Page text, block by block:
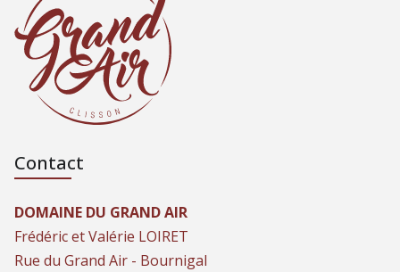
Contact
DOMAINE DU GRAND AIR
Frédéric et Valérie LOIRET
Rue du Grand Air - Bournigal